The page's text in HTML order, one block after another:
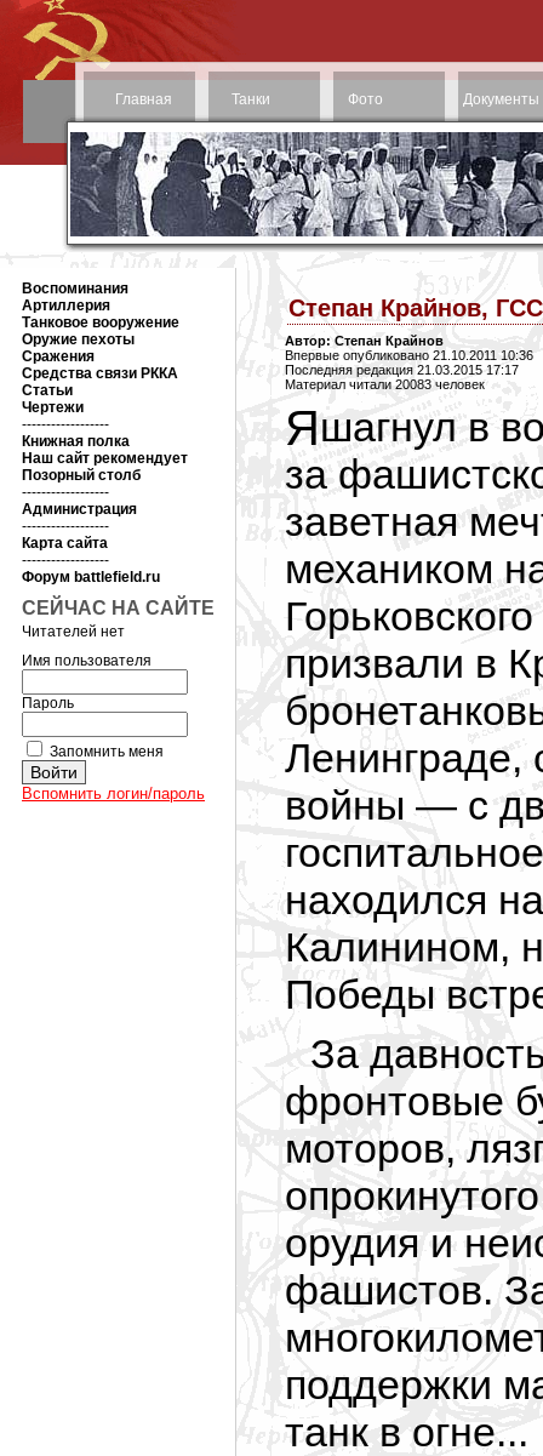
Главная Танки Фото Документы
Воспоминания
Артиллерия
Танковое вооружение
Оружие пехоты
Сражения
Средства связи РККА
Статьи
Чертежи
------------------
Книжная полка
Наш сайт рекомендует
Позорный столб
------------------
Администрация
------------------
Карта сайта
------------------
Форум battlefield.ru
СЕЙЧАС НА САЙТЕ
Читателей нет
Имя пользователя
Пароль
Запомнить меня
Вспомнить логин/пароль
Степан Крайнов,
Автор: Степан Крайнов
Впервые опубликовано 21.10.2011 10:36
Последняя редакция 21.03.2015 17:17
Материал читали 20083 человек
Я шагнул в войну со студенческой скамьи. Из-
за
заветная
механиком
призвали в
Ленинграде,
войны — с
находился
Калинином,
Победы
За
фронтовые
моторов,
орудия и
фашистов.
поддержки
танк в огне...